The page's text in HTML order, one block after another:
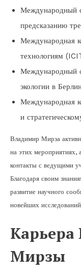
Международный
предсказанию
Международная
технологиям
Международный
экологии в
Международная
и
Владимир Мирза
на этих мероприятиях,
контакты с ведущими
Благодаря своим
развитие научного
новейших
Мирзы